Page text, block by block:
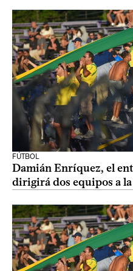
FÚTBOL
Damián Enríquez, el
dirigirá dos equipos a la